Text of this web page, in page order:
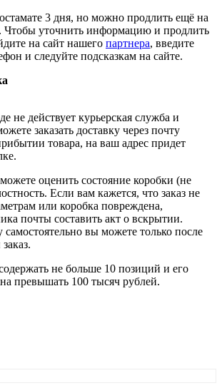
3 дня, но можно продлить ещё на
Чтобы уточнить информацию и продлить
на сайт нашего партнера, введите
и следуйте подсказкам на сайте.
не действует курьерская служба и
заказать доставку через почту
товара, на ваш адрес придет
оценить состояние коробки (не
Если вам кажется, что заказ не
или коробка повреждена,
почты составить акт о вскрытии.
самостоятельно вы можете только после
не больше 10 позиций и его
превышать 100 тысяч рублей.